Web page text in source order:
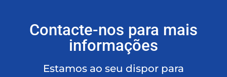
Contacte-nos para mais
informações
Estamos ao seu dispor para